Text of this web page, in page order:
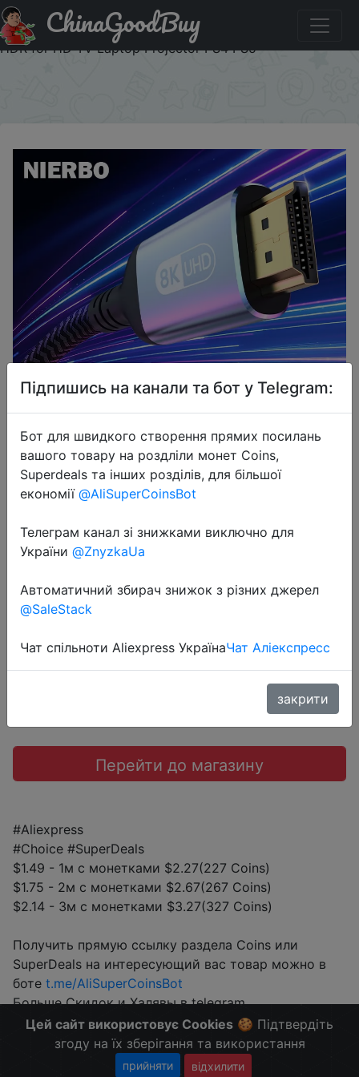
Знижка на NIERBO HDMI 2.1 Cable HDMI Cord 8K 60Hz
4K 120Hz 48Gbps EARC ARC HDCP Ultra High Speed
HDR for HD TV Laptop Projector PS4 PS5
ChinaGoodBuy
2024-03-07
NIERBO HDMI 2.1 Cable HDMI Cord
ARC HDCP Ultra High Speed HDR
for HD TV Laptop Projector PS4 PS5
Перейти до магазину
#Aliexpress
#Choice #SuperDeals
$1.49 - 1м с монетками $2.27(227 Coins)
$1.75 - 2м с монетками $2.67(267 Coins)
$2.14 - 3м с монетками $3.27(327 Coins)
Получить прямую ссылку раздела Coins или
SuperDeals на интересующий вас товар можно в
боте t.me/AliSuperCoinsBot
Больше Скидок и Халявы в telegram
t.me/%2B8jHVizJO6XY3M2Qy
Цей сайт використовує Cookies 🍪 Підтвердіть
згоду на їх зберігання та використання
прийняти відхилити
Підпишись на канали та бот у Telegram:
Бот для швидкого створення прямих посилань
вашого товару на роздліли монет Coins,
Superdeals та інших розділів, для більшої
економії @AliSuperCoinsBot
Телеграм канал зі знижками виключно для
України @ZnyzkaUa
Автоматичний збирач знижок з різних джерел
@SaleStack
Чат спільноти Aliexpress УкраїнаЧат Аліекспресс
закрити